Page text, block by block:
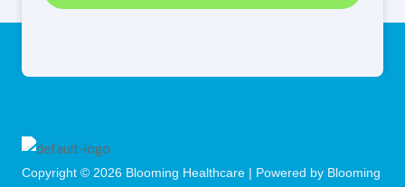
Copyright © 2026 Blooming Healthcare | Powered by Blooming